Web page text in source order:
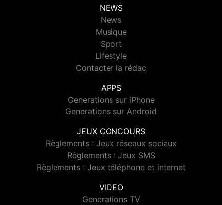
NEWS
News
Musique
Sport
Lifestyle
Contacter la rédac
APPS
Generations sur iPhone
Generations sur Android
JEUX CONCOURS
Règlements : Jeux réseaux sociaux
Règlements : Jeux SMS
Règlements : Jeux téléphone et internet
VIDEO
Generations TV